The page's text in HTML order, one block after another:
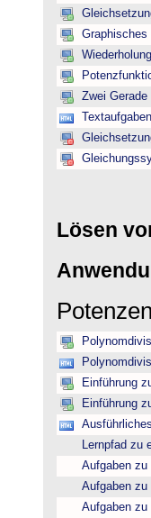
Graphisches
Zwei
Lösen
Einführung
Einführung
Lernpfad zu
Aufgaben zu
Aufgaben zu
Aufgaben zu